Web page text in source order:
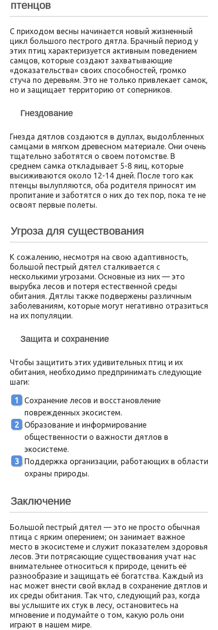
птенцов
С приходом весны начинается новый жизненный
цикл большого пестрого дятла. Брачный период у
этих птиц характеризуется активным поведением
самцов, которые создают захватывающие
«доказательства» своих способностей, громко
стуча по деревьям. Это не только привлекает самок,
но и защищает территорию от соперников.
Гнездование
Гнезда дятлов создаются в дуплах, выдолбленных
самцами в мягком древесном материале. Они очень
тщательно заботятся о своем потомстве. В
среднем самка откладывает 5-8 яиц, которые
высиживаются около 12-14 дней. После того как
птенцы вылупляются, оба родителя приносят им
пропитание и заботятся о них до тех пор, пока те не
освоят первые полеты.
Угроза для существования
К сожалению, несмотря на свою адаптивность,
большой пестрый дятел сталкивается с
несколькими угрозами. Основные из них — это
вырубка лесов и потеря естественной среды
обитания. Дятлы также подвержены различным
заболеваниям, которые могут негативно отразиться
на их популяции.
Защита и сохранение
Чтобы защитить этих удивительных птиц и их
обитания, необходимо предпринимать следующие
шаги:
Сохранение лесов и восстановление
поврежденных экосистем.
Образование и информирование
общественности о важности дятлов в
экосистеме.
Поддержка организации, работающих в области
охраны природы.
Заключение
Большой пестрый дятел — это не просто обычная
птица с ярким оперением; он занимает важное
место в экосистеме и служит показателем здоровья
лесов. Эти потрясающие существования учат нас
внимательнее относиться к природе, ценить её
разнообразие и защищать её богатства. Каждый из
нас может внести свой вклад в сохранение дятлов и
их среды обитания. Так что, следующий раз, когда
вы услышите их стук в лесу, остановитесь на
мгновение и подумайте о том, какую роль они
играют в нашем мире.